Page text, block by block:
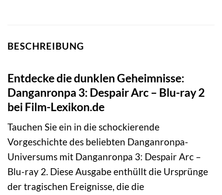
BESCHREIBUNG
Entdecke die dunklen Geheimnisse:
Danganronpa 3: Despair Arc – Blu-ray 2
bei Film-Lexikon.de
Tauchen Sie ein in die schockierende
Vorgeschichte des beliebten Danganronpa-
Universums mit Danganronpa 3: Despair Arc –
Blu-ray 2. Diese Ausgabe enthüllt die Ursprünge
der tragischen Ereignisse, die die